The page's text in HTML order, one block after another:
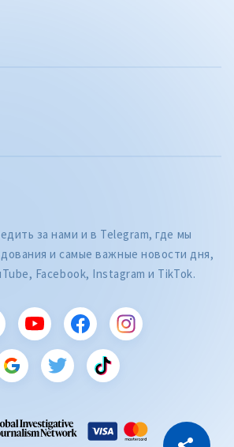
за нами и в Telegram, где мы
и самые важные новости дня,
Facebook, Instagram и TikTok.